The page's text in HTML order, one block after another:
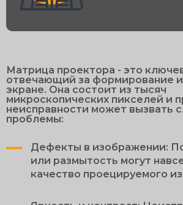
Матрица проектора - это
отвечающий за формирование
экране. Она состоит из тысяч
микроскопических пикселей и
неисправности может вызвать
проблемы:
Дефекты в изображении:
или размытость могут
качество проецируемого